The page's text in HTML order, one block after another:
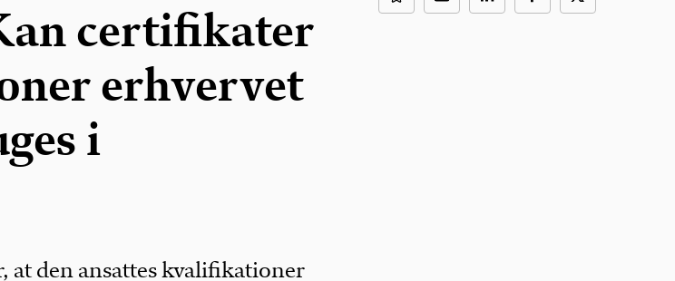
certifikater
erhvervet
i
at den ansattes kvalifikationer